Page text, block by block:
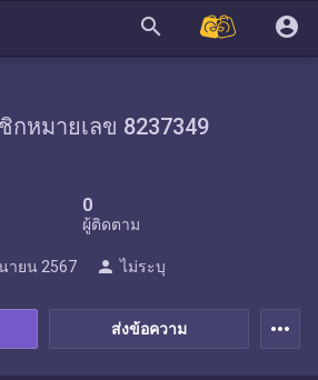
search account_circle
กหมายเลข 8237349
0
ผู้ติดตาม
ส่งข้อความ
ายน 2567 person ไม่ระบุ
more_horiz